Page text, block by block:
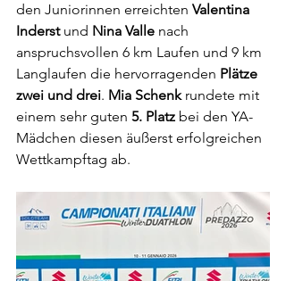
den Juniorinnen erreichten Valentina
Inderst und Nina Valle nach
anspruchsvollen 6 km Laufen und 9 km
Langlaufen die hervorragenden Plätze
zwei und drei. Mia Schenk rundete mit
einem sehr guten 5. Platz bei den YA-
Mädchen diesen äußerst erfolgreichen
Wettkampftag ab.